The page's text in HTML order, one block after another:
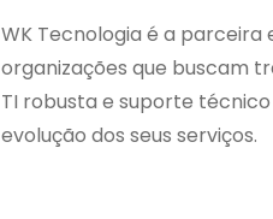
WK Tecnologia é a
organizações que buscam
TI robusta e suporte
evolução dos seus serviços.